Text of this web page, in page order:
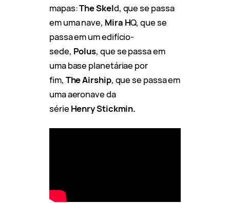
mapas:The Skeld, que se passa
em uma nave, Mira HQ, que se
passa em um edifício-
sede, Polus, que se passa em
uma base planetáriae por
fim, The Airship, que se passa em
uma aeronave da
sérieHenry Stickmin.